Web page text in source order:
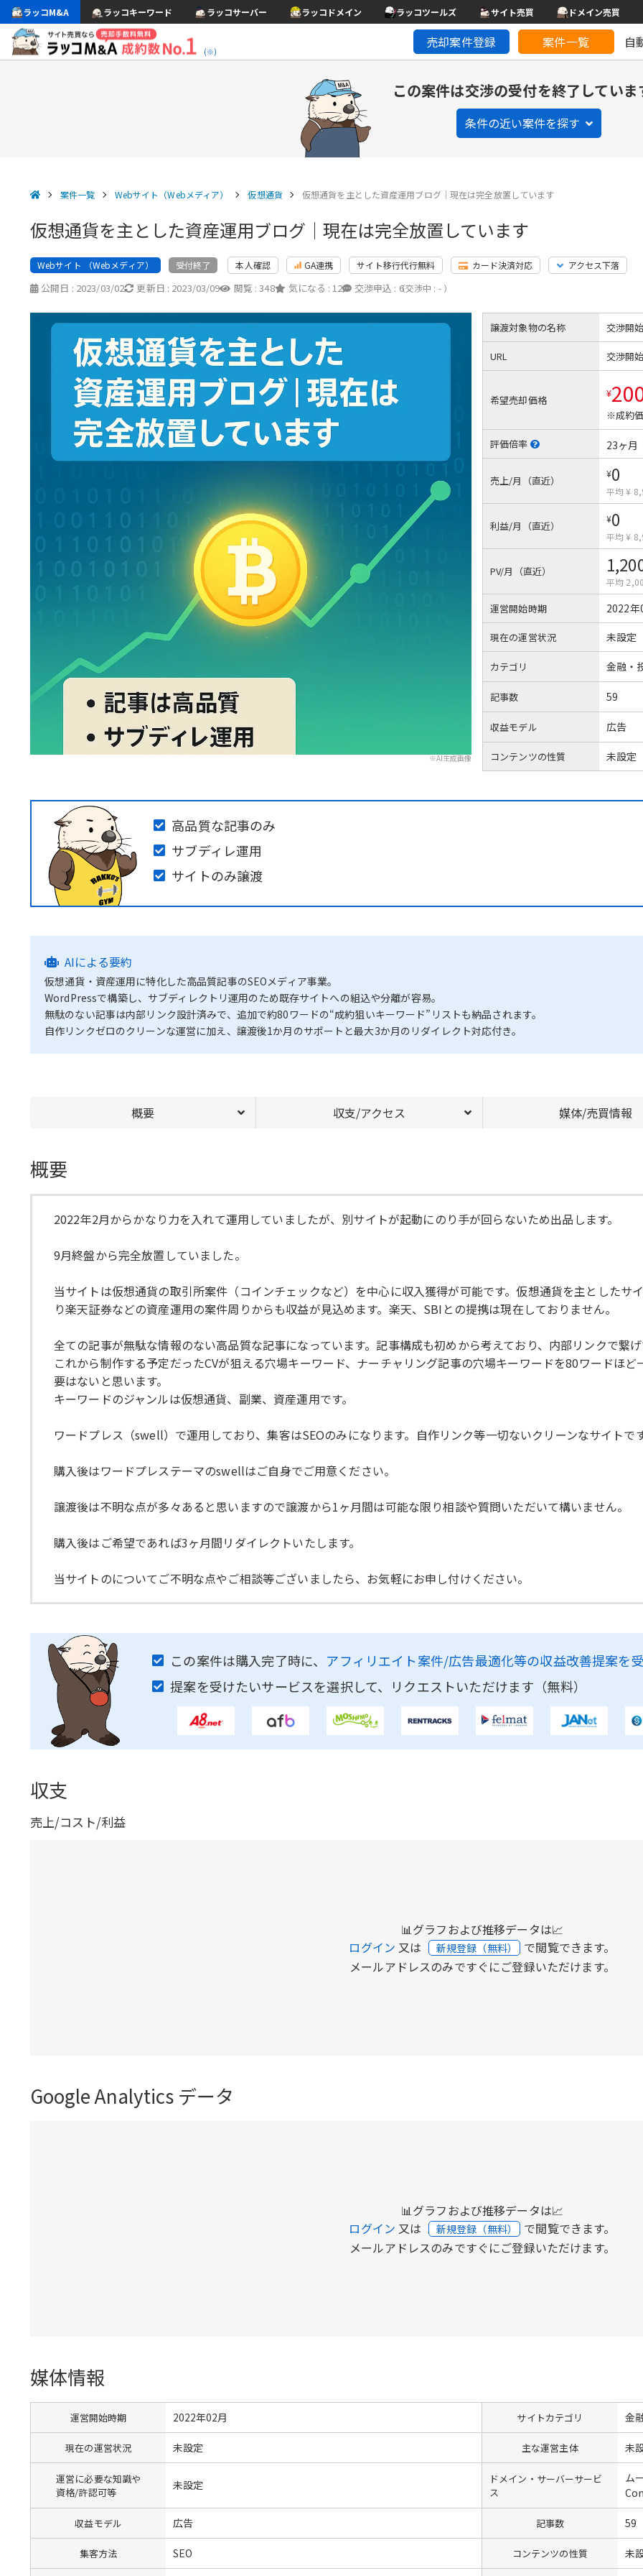
ラッコM&A ラッコキーワード ラッコサーバー ラッコドメイン ラッコツールズ サイト売買 ドメイン売買
(※)
売却案件登録 案件一覧 自
この案件は交渉の受付を終了していま
条件の近い案件を探す
案件一覧 Webサイト（Webメディア） 仮想通貨 仮想通貨を主とした資産運用ブログ｜現在は完全放置しています
仮想通貨を主とした資産運用ブログ｜現在は完全放置しています
Webサイト （Webメディア） 受付終了 本人確認 GA連携 サイト移行代行無料 カード決済対応 アクセス下落
公開日 : 2023/03/02 更新日 : 2023/03/09 閲覧 :348 気になる : 12 交渉申込 : 6
（交渉中 : - ）
※AI生成画像
譲渡対象物の名称 交渉開
URL 交渉開
希望売却価格 ¥
※成約
評価倍率 23ヶ月
売上/月（直近）
¥0
平均 ¥
利益/月（直近）
¥0
平均 ¥
PV/月（直近）
平均
運営開始時期 2022年
現在の運営状況 未設定
カテゴリ 金融・
記事数 59
収益モデル 広告
コンテンツの性質 未設定
高品質な記事のみ
サブディレ運用
サイトのみ譲渡
AIによる要約
仮想通貨・資産運用に特化した高品質記事のSEOメディア事業。
WordPressで構築し、サブディレクトリ運用のため既存サイトへの組込や分離が容易。
無駄のない記事は内部リンク設計済みで、追加で約80ワードの“成約狙いキーワード”リストも納品されます。
自作リンクゼロのクリーンな運営に加え、譲渡後1か月のサポートと最大3か月のリダイレクト対応付き。
概要 収支/アクセス 媒体/売買情報
概要
2022年2月からかなり力を入れて運用していましたが、別サイトが起動にのり手が回らないため出品します。
9月終盤から完全放置していました。
当サイトは仮想通貨の取引所案件（コインチェックなど）を中心に収入獲得が可能です。仮想通貨を主としたサ
り楽天証券などの資産運用の案件周りからも収益が見込めます。楽天、SBIとの提携は現在しておりません。
全ての記事が無駄な情報のない高品質な記事になっています。記事構成も初めから考えており、内部リンクで繋げ
これから制作する予定だったCVが狙える穴場キーワード、ナーチャリング記事の穴場キーワードを80ワードほ
要はないと思います。
キーワードのジャンルは仮想通貨、副業、資産運用です。
ワードプレス（swell）で運用しており、集客はSEOのみになります。自作リンク等一切ないクリーンなサイトです
購入後はワードプレステーマのswellはご自身でご用意ください。
譲渡後は不明な点が多々あると思いますので譲渡から1ヶ月間は可能な限り相談や質問いただいて構いません。
購入後はご希望であれば3ヶ月間リダイレクトいたします。
当サイトのについてご不明な点やご相談等ございましたら、お気軽にお申し付けください。
この案件は購入完了時に、 アフィリエイト案件/広告最適化等の収益改善提案を
提案を受けたいサービスを選択して、リクエストいただけます（無料）
収支
売上/コスト/利益
📊グラフおよび推移データは📈
ログイン 又は 新規登録（無料） で閲覧できます。
メールアドレスのみですぐにご登録いただけます。
Google Analytics データ
📊グラフおよび推移データは📈
ログイン 又は 新規登録（無料） で閲覧できます。
メールアドレスのみですぐにご登録いただけます。
媒体情報
運営開始時期 2022年02月 サイトカテゴリ 金
現在の運営状況 未設定 主な運営主体 未
運営に必要な知識や
資格/許認可等
未設定
ドメイン・サーバーサービ
ス
ム
収益モデル 広告 記事数 59
集客方法 SEO コンテンツの性質 未